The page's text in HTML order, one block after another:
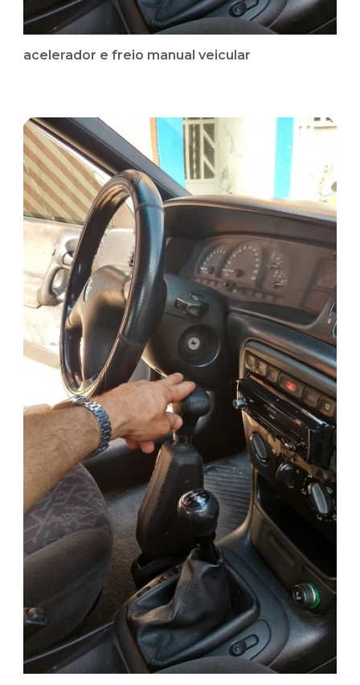
acelerador e freio manual veicular